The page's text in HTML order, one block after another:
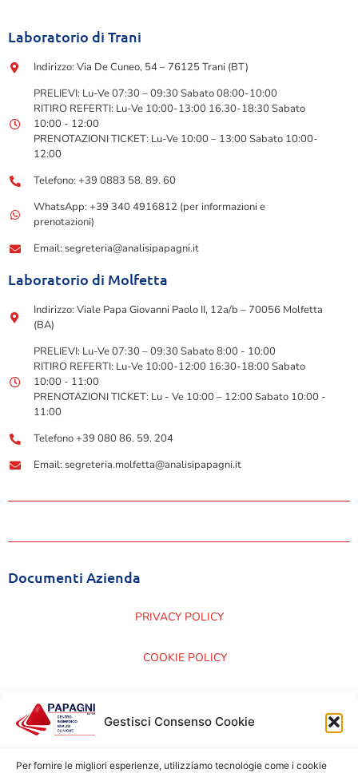
Gestisci Consenso Cookie
Per fornire le migliori esperienze, utilizziamo tecnologie come i cookie
Laboratorio di Trani
Indirizzo: Via De Cuneo, 54 – 76125 Trani (BT)
PRELIEVI: Lu-Ve 07:30 – 09:30 Sabato 08:00-10:00
RITIRO REFERTI: Lu-Ve 10:00-13:00 16.30-18:30 Sabato
10:00 - 12:00
PRENOTAZIONI TICKET: Lu-Ve 10:00 – 13:00 Sabato 10:00-
12:00
Telefono: +39 0883 58. 89. 60
WhatsApp: +39 340 4916812 (per informazioni e
prenotazioni)
Email: segreteria@analisipapagni.it
Laboratorio di Molfetta
Indirizzo: Viale Papa Giovanni Paolo II, 12a/b – 70056 Molfetta
(BA)
PRELIEVI: Lu-Ve 07:30 – 09:30 Sabato 8:00 - 10:00
RITIRO REFERTI: Lu-Ve 10:00-12:00 16:30-18:00 Sabato
10:00 - 11:00
PRENOTAZIONI TICKET: Lu - Ve 10:00 – 12:00 Sabato 10:00 -
11:00
Telefono +39 080 86. 59. 204
Email: segreteria.molfetta@analisipapagni.it
Documenti Azienda
PRIVACY POLICY
COOKIE POLICY